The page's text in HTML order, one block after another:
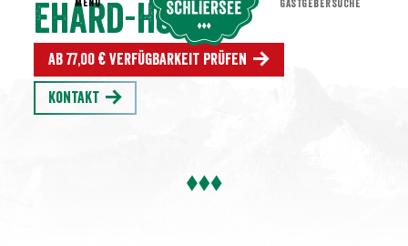
Ehard-Hof
Ab 77,00 € Verfügbarkeit prüfen
Kontakt
MENU GASTGEBERSUCHE